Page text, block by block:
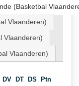
(Basketbal
Vlaanderen)
Vlaanderen)
Vlaanderen)
DV DT DS Ptn